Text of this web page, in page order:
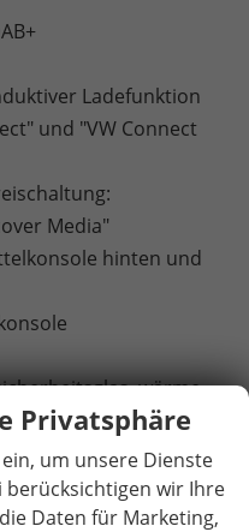
Ladefunktion
und "VW Connect
Media"
hinten und
wärme-
mit auf Schienen
Komfortöffnung,
Privatsphäre
um unsere Dienste
wir Ihre
Daten für Marketing,